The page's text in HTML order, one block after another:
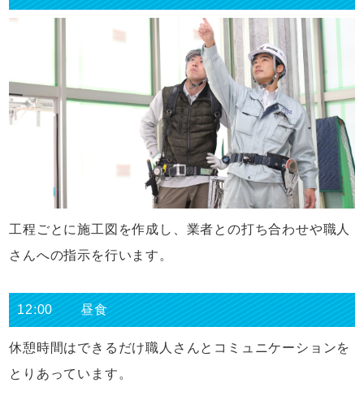
工程ごとに施工図を作成し、業者との打ち合わせや職人
さんへの指示を行います。
12:00 昼食
休憩時間はできるだけ職人さんとコミュニケーションを
とりあっています。